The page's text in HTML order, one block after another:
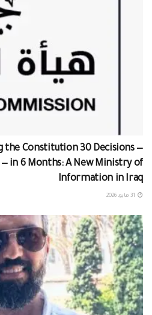
the Constitution 30 Decisions —
in 6 Months: A New Ministry of
Information in Iraq